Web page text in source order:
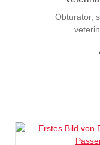
Obturator, stumpf • Für